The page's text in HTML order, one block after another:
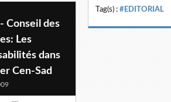
Tag(s) : #EDITORIAL
Conseil des
Les
dans
Cen-Sad